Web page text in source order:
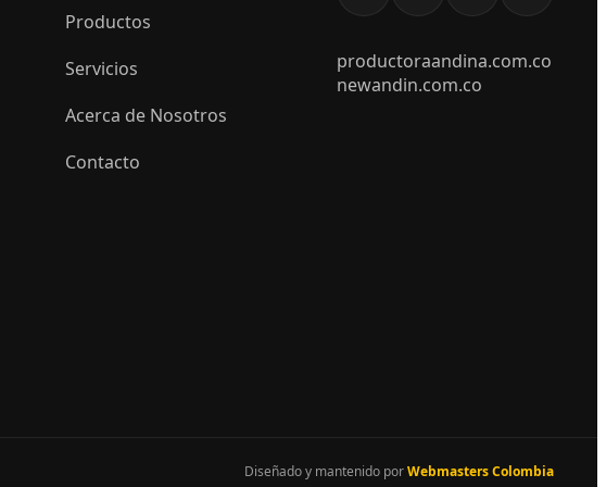
Productos
Servicios
Acerca de Nosotros
Contacto
productoraandina.com.co
newandin.com.co
Diseñado y mantenido porWebmasters Colombia